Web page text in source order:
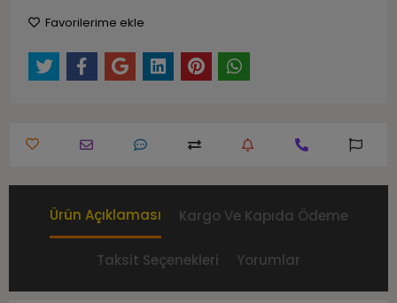
Favorilerime ekle
Ürün Açıklaması Kargo Ve Kapıda Ödeme
Taksit Seçenekleri Yorumlar